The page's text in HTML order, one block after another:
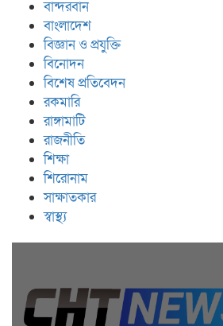
বান্দরবান
বাংলাদেশ
বিজ্ঞান ও প্রযুক্তি
বিনোদন
বিশেষ প্রতিবেদন
রকমারি
রাঙ্গামাটি
রাজনীতি
শিক্ষা
শিরোনাম
সাক্ষাতকার
স্বাস্থ্য